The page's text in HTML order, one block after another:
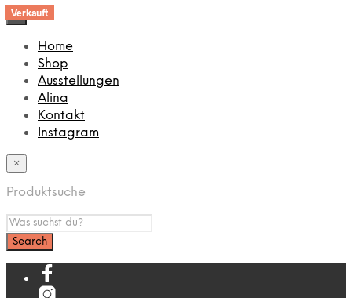
×
Home
Shop
Ausstellungen
Alina
Kontakt
Instagram
×
Produktsuche
Verkauft
Verkauft
Verkauft